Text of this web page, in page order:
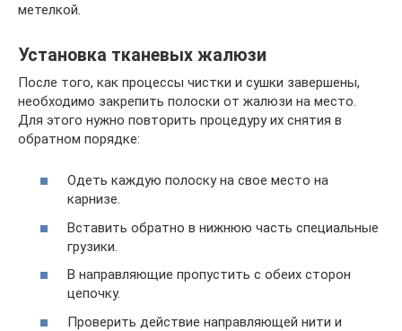
метелкой.
Установка тканевых жалюзи
После того, как процессы чистки и сушки завершены,
необходимо закрепить полоски от жалюзи на место.
Для этого нужно повторить процедуру их снятия в
обратном порядке:
Одеть каждую полоску на свое место на
карнизе.
Вставить обратно в нижнюю часть специальные
грузики.
В направляющие пропустить с обеих сторон
цепочку.
Проверить действие направляющей нити и